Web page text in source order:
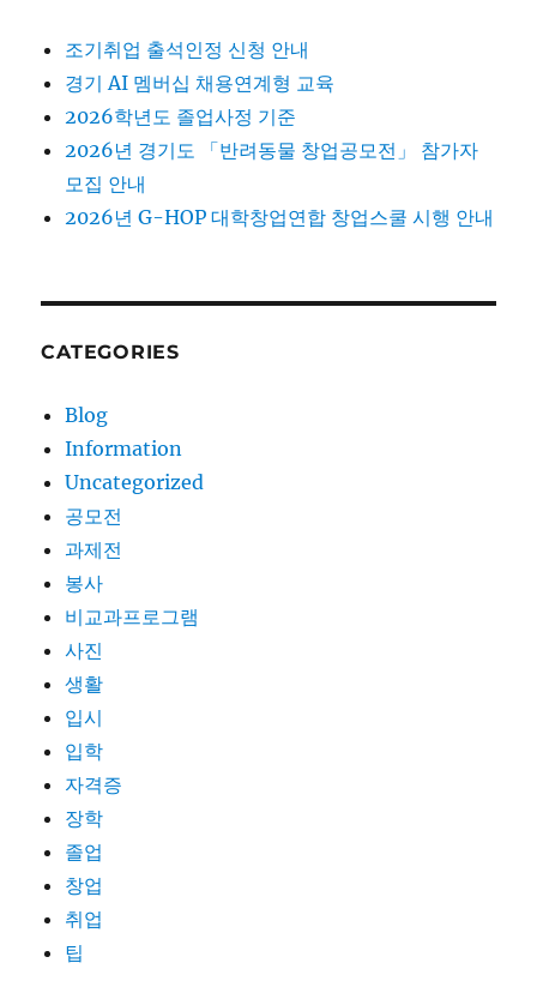
조기취업 출석인정 신청 안내
경기 AI 멤버십 채용연계형 교육
2026학년도 졸업사정 기준
2026년 경기도 「반려동물 창업공모전」 참가자
모집 안내
2026년 G-HOP 대학창업연합 창업스쿨 시행 안내
CATEGORIES
Blog
Information
Uncategorized
공모전
과제전
봉사
비교과프로그램
사진
생활
입시
입학
자격증
장학
졸업
창업
취업
팁